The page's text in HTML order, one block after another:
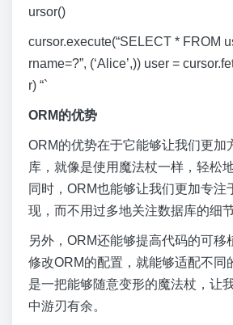
ursor()
cursor.execute(“SELECT * FROM
rname=?”, (‘Alice’,)) user =
r) “`
ORM的优势
ORM的优势在于它能够让我们更加
库，就像是使用魔法杖一样，轻松
同时，ORM也能够让我们更加专注
现，而不用过多地关注数据库的细节
另外，ORM还能够提高代码的可移
修改ORM的配置，就能够适配不同
是一把能够随意变形的魔法杖，让
中游刃有余。